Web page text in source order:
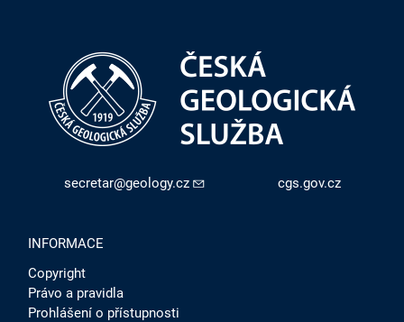
secretar@geology.cz cgs.gov.cz
INFORMACE
Copyright
Právo a pravidla
Prohlášení o přístupnosti